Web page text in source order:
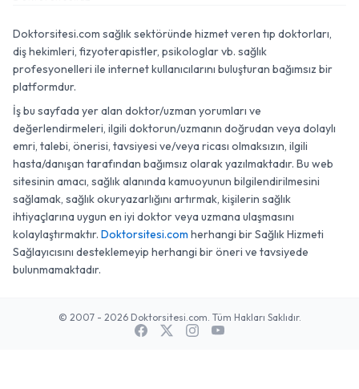
Doktorsitesi.com sağlık sektöründe hizmet veren tıp doktorları,
diş hekimleri, fizyoterapistler, psikologlar vb. sağlık
profesyonelleri ile internet kullanıcılarını buluşturan bağımsız bir
platformdur.
İş bu sayfada yer alan doktor/uzman yorumları ve
değerlendirmeleri, ilgili doktorun/uzmanın doğrudan veya dolaylı
emri, talebi, önerisi, tavsiyesi ve/veya ricası olmaksızın, ilgili
hasta/danışan tarafından bağımsız olarak yazılmaktadır. Bu web
sitesinin amacı, sağlık alanında kamuoyunun bilgilendirilmesini
sağlamak, sağlık okuryazarlığını artırmak, kişilerin sağlık
ihtiyaçlarına uygun en iyi doktor veya uzmana ulaşmasını
kolaylaştırmaktır. Doktorsitesi.com herhangi bir Sağlık Hizmeti
Sağlayıcısını desteklemeyip herhangi bir öneri ve tavsiyede
bulunmamaktadır.
© 2007 - 2026 Doktorsitesi.com. Tüm Hakları Saklıdır.